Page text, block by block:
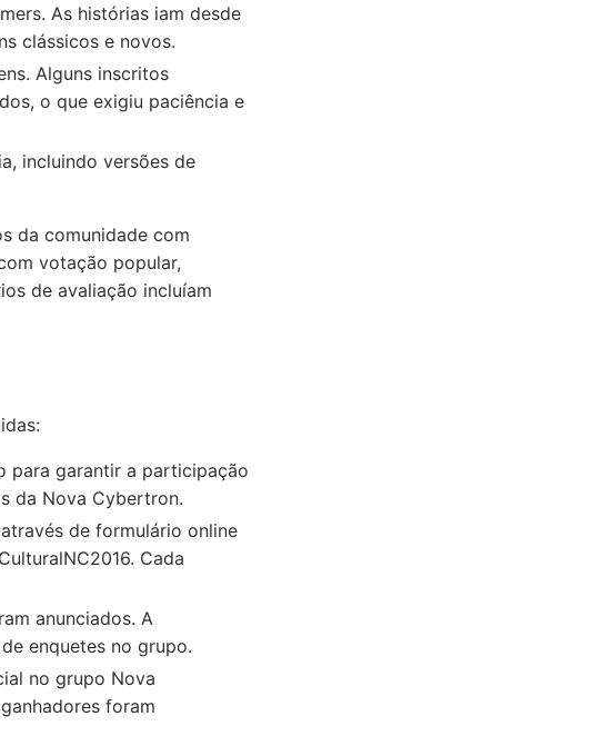
As histórias iam desde
clássicos e novos.
Alguns inscritos
o que exigiu paciência e
incluindo versões de
da comunidade com
votação popular,
de avaliação incluíam
para garantir a participação
da Nova Cybertron.
de formulário online
Cada
anunciados. A
enquetes no grupo.
no grupo Nova
foram